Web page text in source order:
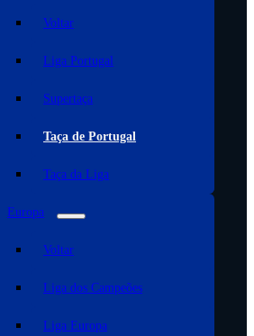
Voltar
Liga Portugal
Supertaça
Taça de Portugal
Taça da Liga
Europa
Voltar
Liga dos Campeões
Liga Europa